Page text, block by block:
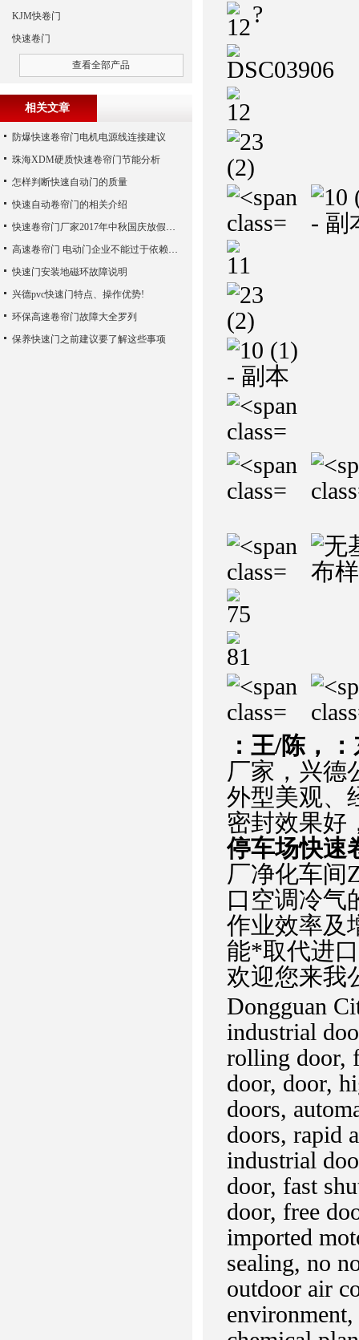
?
：王/陈，
厂家，兴德
外型美观、
密封效果好
停车场快速
厂净化车间
口空调冷气
作业效率及
能*取代进
欢迎您来我
Dongguan
industrial
rolling door,
door, door,
doors,
doors, rapid
industrial
door, fast
door, free
imported
sealing, no
outdoor air
KJM快卷门
快速卷门
查看全部产品
相关文章
防爆快速卷帘门电机电源线连接建议
珠海XDM硬质快速卷帘门节能分析
怎样判断快速自动门的质量
快速自动卷帘门的相关介绍
快速卷帘门厂家2017年中秋国庆放假通知
高速卷帘门 电动门企业不能过于依赖广告宣传
快速门安装地磁环故障说明
兴德pvc快速门特点、操作优势!
环保高速卷帘门故障大全罗列
保养快速门之前建议要了解这些事项